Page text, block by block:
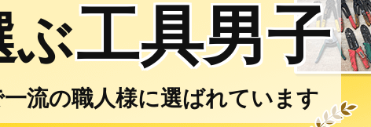
ぶ工具男子
流の職人様に選ばれています